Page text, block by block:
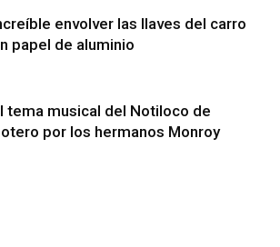
envolver las llaves del carro
papel de aluminio
tema musical del Notiloco de
por los hermanos Monroy